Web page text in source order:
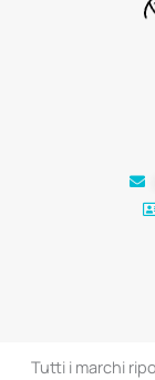
Tutti i marchi